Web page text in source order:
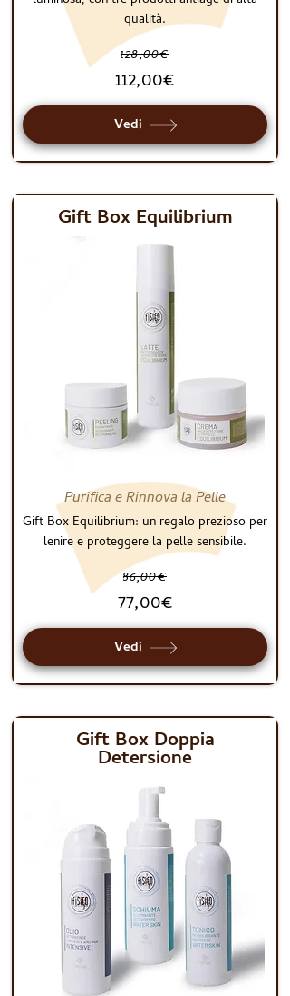
qualità.
128,00€
112,00€
Vedi
Gift Box Equilibrium
Purifica e Rinnova la Pelle
Gift Box Equilibrium: un regalo prezioso per
lenire e proteggere la pelle sensibile.
86,00€
77,00€
Vedi
Gift Box Doppia
Detersione